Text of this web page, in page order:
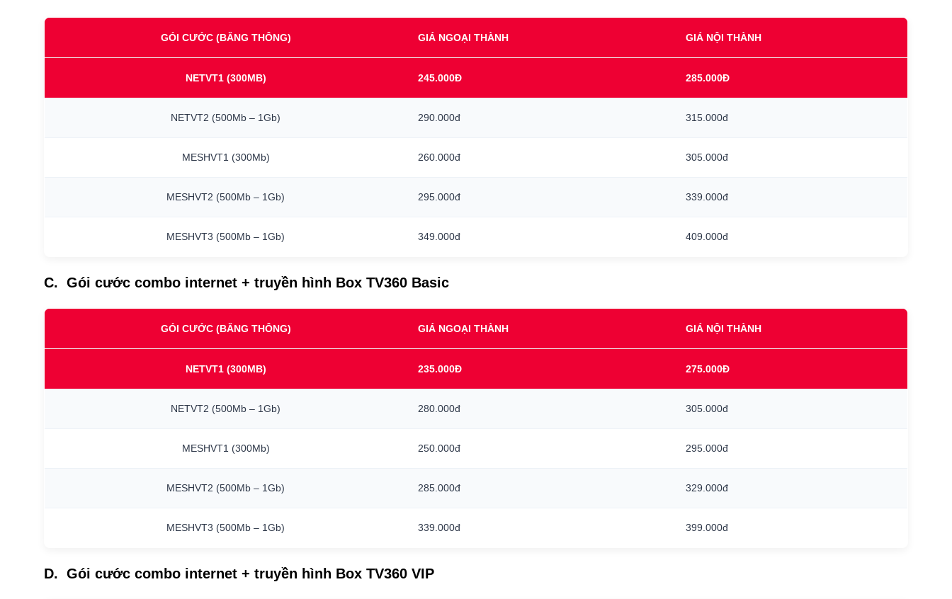
GÓI CƯỚC (BĂNG THÔNG) GIÁ NGOẠI THÀNH GIÁ NỘI THÀNH
NETVT1 (300MB) 245.000Đ 285.000Đ
NETVT2 (500Mb – 1Gb) 290.000đ 315.000đ
MESHVT1 (300Mb) 260.000đ 305.000đ
MESHVT2 (500Mb – 1Gb) 295.000đ 339.000đ
MESHVT3 (500Mb – 1Gb) 349.000đ 409.000đ
C. Gói cước combo internet + truyền hình Box TV360 Basic
GÓI CƯỚC (BĂNG THÔNG) GIÁ NGOẠI THÀNH GIÁ NỘI THÀNH
NETVT1 (300MB) 235.000Đ 275.000Đ
NETVT2 (500Mb – 1Gb) 280.000đ 305.000đ
MESHVT1 (300Mb) 250.000đ 295.000đ
MESHVT2 (500Mb – 1Gb) 285.000đ 329.000đ
MESHVT3 (500Mb – 1Gb) 339.000đ 399.000đ
D. Gói cước combo internet + truyền hình Box TV360 VIP